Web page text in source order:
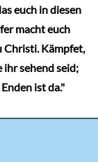
euch in diesen
macht euch
Christi. Kämpfet,
ihr sehend seid;
ist da."